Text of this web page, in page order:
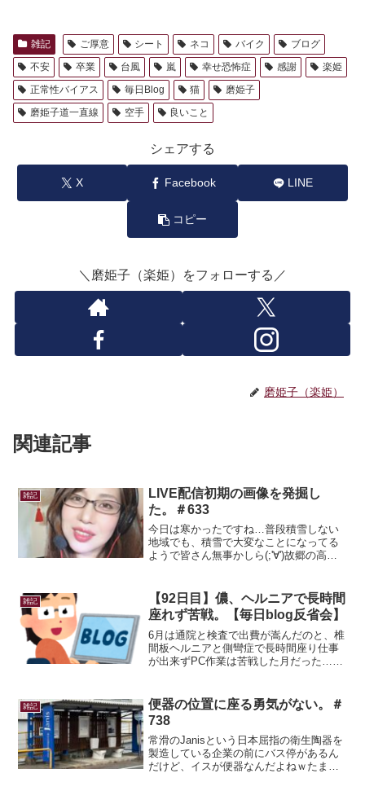
雑記 ご厚意 シート ネコ バイク
ブログ
不安
卒業 台風 嵐 幸せ恐怖症 感謝
楽姫
正常性バイアス
毎日Blog 猫
磨姫子
磨姫子道一直線
空手 良いこと
シェアする
X Facebook LINE
コピー
＼磨姫子（楽姫）をフォローする／
磨姫子（楽姫）
関連記事
雑記
LIVE配信初期の画像を発掘し
た。＃633
今日は寒かったですね…普段積雪しない
地域でも、積雪で大変なことになってる
ようで皆さん無事かしら(;'∀')故郷の高知
理整頓をしていたら、過去一瞬ライブ配
信ならぬもの...
雑記
【92日目】儂、ヘルニアで長時間
座れず苦戦。【毎日blog反省会】
6月は通院と検査で出費が嵩んだのと、椎
間板ヘルニアと側彎症で長時間座り仕事
が出来ずPC作業は苦戦した月だった…少
るようになったもしれんｗ腰が限界にな
ったら床で転がって...
雑記
便器の位置に座る勇気がない。＃
738
常滑のJanisという日本屈指の衛生陶器を
製造している企業の前にバス停があるん
だけど、イスが便器なんだよねｗたまに